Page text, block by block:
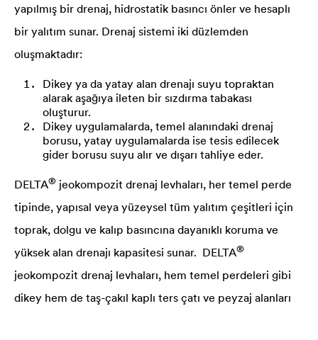
yapılmış bir drenaj, hidrostatik basıncı önler ve hesaplı
bir yalıtım sunar. Drenaj sistemi iki düzlemden
oluşmaktadır:
Dikey ya da yatay alan drenajı suyu topraktan
alarak aşağıya ileten bir sızdırma tabakası
oluşturur.
Dikey uygulamalarda, temel alanındaki drenaj
borusu, yatay uygulamalarda ise tesis edilecek
gider borusu suyu alır ve dışarı tahliye eder.
DELTA® jeokompozit drenaj levhaları, her temel perde
tipinde, yapısal veya yüzeysel tüm yalıtım çeşitleri için
toprak, dolgu ve kalıp basıncına dayanıklı koruma ve
yüksek alan drenajı kapasitesi sunar. DELTA®
jeokompozit drenaj levhaları, hem temel perdeleri gibi
dikey hem de taş-çakıl kaplı ters çatı ve peyzaj alanları